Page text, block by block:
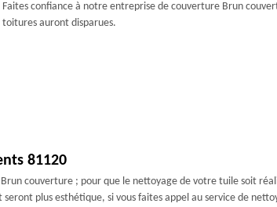
Faites confiance à notre entreprise de couverture Brun
toitures auront disparues.
81120
couverture ; pour que le nettoyage de votre tuile soit
plus esthétique, si vous faites appel au service de